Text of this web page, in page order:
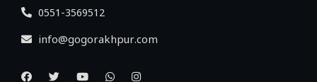
0551-3569512
info@gogorakhpur.com